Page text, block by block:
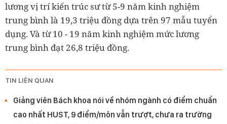
lương vị trí kiến trúc sư từ 5-9 năm kinh nghiệm
trung bình là 19,3 triệu đồng dựa trên 97 mẫu tuyển
dụng. Và từ 10 - 19 năm kinh nghiệm mức lương
trung bình đạt 26,8 triệu đồng.
TIN LIÊN QUAN
Giảng viên Bách khoa nói về nhóm ngành có điểm chuẩn
cao nhất HUST, 9 điểm/môn vẫn trượt, chưa ra trường